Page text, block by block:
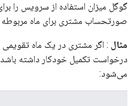
گوگل میزان استفاده از سرویس را
صورتحساب مشتری برای ماه
مثال : اگر مشتری در یک ماه تقویمی
درخواست تکمیل خودکار داشته
می‌شود: